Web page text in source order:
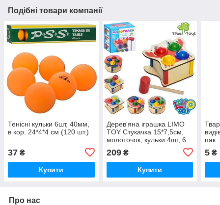
Подібні товари компанії
Тенісні кульки 6шт, 40мм,
в кор. 24*4*4 см (120 шт.)
37 ₴
Купити
Дерев'яна іграшка LIMO
TOY Стукачка 15*7,5см,
молоточок, кульки 4шт, 6
видів, 1ящик*1вид, в кор.
15,5*15,5*8см
209₴
Купити
5 ₴
Про нас